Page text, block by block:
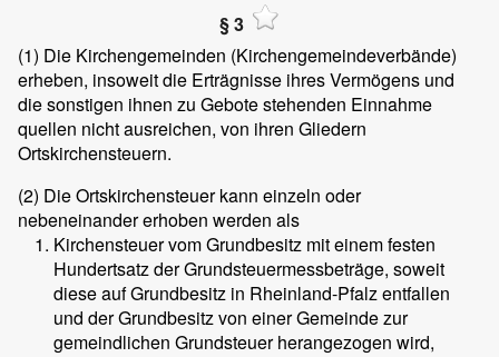
§ 3
(1) Die Kirchengemeinden (Kirchengemeindeverbände)
erheben, insoweit die Erträgnisse ihres Vermögens und
die sonstigen ihnen zu Gebote stehenden Einnahme
quellen nicht ausreichen, von ihren Gliedern
Ortskirchensteuern.
(2) Die Ortskirchensteuer kann einzeln oder
nebeneinander erhoben werden als
Kirchensteuer vom Grundbesitz mit einem festen
Hundertsatz der Grundsteuermessbeträge, soweit
diese auf Grundbesitz in Rheinland-Pfalz entfallen
und der Grundbesitz von einer Gemeinde zur
gemeindlichen Grundsteuer herangezogen wird,